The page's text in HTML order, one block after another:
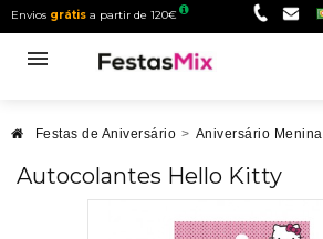
Envios grátis a partir de 120€
Festas de Aniversário > Aniversário Menina
Autocolantes Hello Kitty